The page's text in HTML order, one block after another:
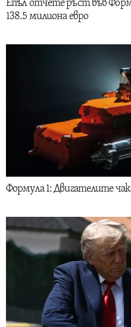
Епъл отчете ръст във
138.5 милиона евро
Формула 1: Двигателите